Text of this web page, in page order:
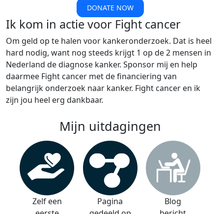
DONATE NOW
Ik kom in actie voor Fight cancer
Om geld op te halen voor kankeronderzoek. Dat is heel
hard nodig, want nog steeds krijgt 1 op de 2 mensen in
Nederland de diagnose kanker. Sponsor mij en help
daarmee Fight cancer met de financiering van
belangrijk onderzoek naar kanker. Fight cancer en ik
zijn jou heel erg dankbaar.
Mijn uitdagingen
Zelf een
Pagina
Blog